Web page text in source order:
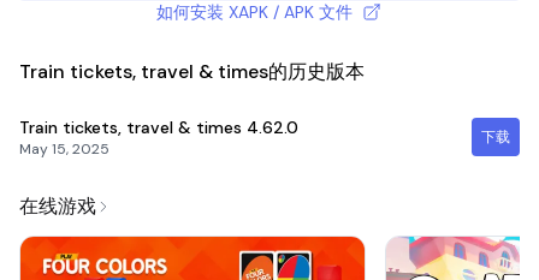
如何安装 XAPK / APK 文件
Train tickets, travel & times的历史版本
Train tickets, travel & times 4.62.0
May 15, 2025
下载
在线游戏